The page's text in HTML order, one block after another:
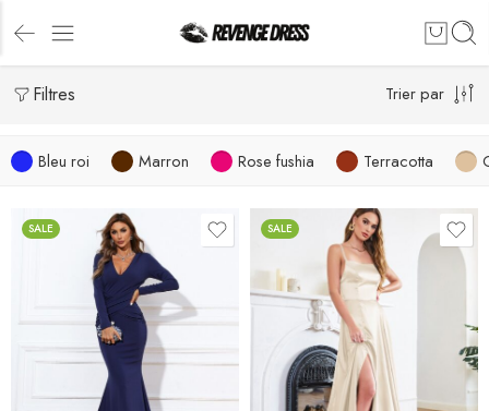
Filtres Trier par
Bleu roi Marron Rose fushia Terracotta
SALE SALE